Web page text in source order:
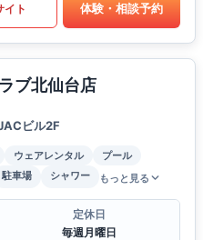
イト 体験・相談予約
ブ北仙台店
ビル2F
ウェアレンタル
プール
駐車場 シャワー もっと見る
定休日
毎週月曜日